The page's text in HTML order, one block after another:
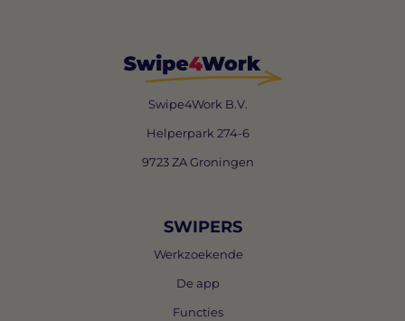
Swipe4Work B.V.
Helperpark 274-6
9723 ZA Groningen
SWIPERS
Werkzoekende
De app
Functies